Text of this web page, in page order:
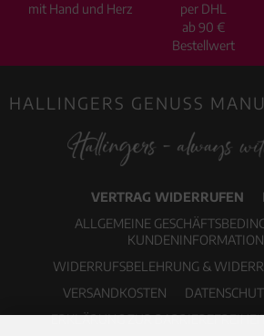
mit Hand und Herz
per DHL
ab 90 €
Bestellwert
HALLINGERS GENUSS
VERTRAG WIDERRUFEN
ALLGEMEINE
WIDERRUFSBELEHRUNG &
VERSANDKOSTEN
ERKLÄRUNG ZUR